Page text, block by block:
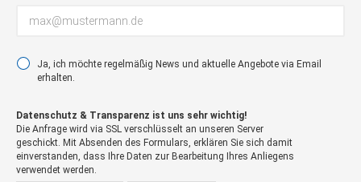
Ja, ich möchte regelmäßig News und aktuelle Angebote via Email
erhalten.
Datenschutz & Transparenz ist uns sehr wichtig!
Die Anfrage wird via SSL verschlüsselt an unseren Server
geschickt. Mit Absenden des Formulars, erklären Sie sich damit
einverstanden, dass Ihre Daten zur Bearbeitung Ihres Anliegens
verwendet werden.